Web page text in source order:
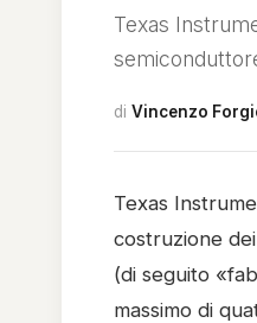
Texas
di Vincenzo
Texas
costruzione
(di seguito
massimo di